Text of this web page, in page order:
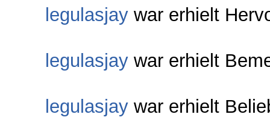
legulasjay war erhielt
legulasjay war erhielt
legulasjay war erhielt